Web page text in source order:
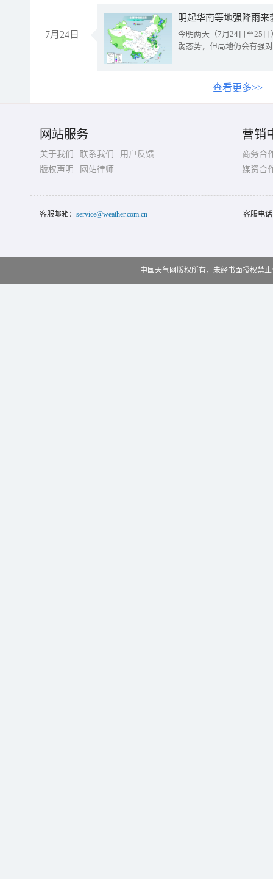
7月24日
明起华南等地强降雨
今明两天（7月24日至25
弱态势，但局地仍会有强
查看更多>>
网站服务
关于我们 联系我们
用户反馈
版权声明
网站律师
营销
商务合
媒资合
客服邮箱： service@weather.com.cn 客服电
中国天气网版权所有，未经书面授权